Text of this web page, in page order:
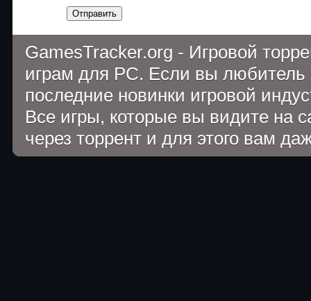
Отправить
GamesTracker.org - Игровой
играм для PC. Если вы
последние новинки игровой
Все игры, которые вы видите на
через торрент и для этого вам